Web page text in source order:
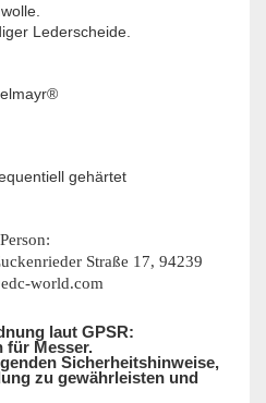
Lederscheide.
®
gehärtet
Straße 17, 94239
world.com
laut GPSR:
für Messer.
Sicherheitshinweise,
zu gewährleisten und